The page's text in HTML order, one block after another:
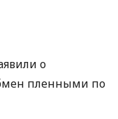
о
пленными по